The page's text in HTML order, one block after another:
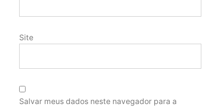
Site
Salvar meus dados neste navegador para a